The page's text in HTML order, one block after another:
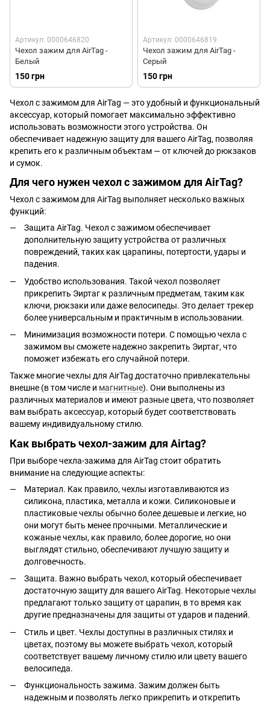
Артикул: 0000646820
Чехол зажим для AirTag -
Белый
150 грн
Артикул: 0000646819
Чехол зажим для AirTag -
Серый
150 грн
Чехол с зажимом для AirTag — это удобный и функциональный
аксессуар, который помогает максимально эффективно
использовать возможности этого устройства. Он
обеспечивает надежную защиту для вашего AirTag, позволяя
крепить его к различным объектам — от ключей до рюкзаков
и сумок.
Для чего нужен чехол с зажимом для AirTag?
Чехол с зажимом для AirTag выполняет несколько важных
функций:
Защита AirTag. Чехол с зажимом обеспечивает
дополнительную защиту устройства от различных
повреждений, таких как царапины, потертости, удары и
падения.
Удобство использования. Такой чехол позволяет
прикрепить Эиртаг к различным предметам, таким как
ключи, рюкзаки или даже велосипеды. Это делает трекер
более универсальным и практичным в использовании.
Минимизация возможности потери. С помощью чехла с
зажимом вы сможете надежно закрепить Эиртаг, что
поможет избежать его случайной потери.
Также многие чехлы для AirTag достаточно привлекательны
внешне (в том числе и магнитные). Они выполнены из
различных материалов и имеют разные цвета, что позволяет
вам выбрать аксессуар, который будет соответствовать
вашему индивидуальному стилю.
Как выбрать чехол-зажим для Airtag?
При выборе чехла-зажима для AirTag стоит обратить
внимание на следующие аспекты:
Материал. Как правило, чехлы изготавливаются из
силикона, пластика, металла и кожи. Силиконовые и
пластиковые чехлы обычно более дешевые и легкие, но
они могут быть менее прочными. Металлические и
кожаные чехлы, как правило, более дорогие, но они
выглядят стильно, обеспечивают лучшую защиту и
долговечность.
Защита. Важно выбрать чехол, который обеспечивает
достаточную защиту для вашего AirTag. Некоторые чехлы
предлагают только защиту от царапин, в то время как
другие предназначены для защиты от ударов и падений.
Стиль и цвет. Чехлы доступны в различных стилях и
цветах, поэтому вы можете выбрать чехол, который
соответствует вашему личному стилю или цвету вашего
велосипеда.
Функциональность зажима. Зажим должен быть
надежным и позволять легко прикрепить и открепить